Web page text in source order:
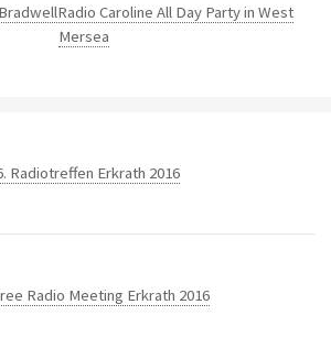
Radio Caroline All Day Party in West
Mersea
Radiotreffen Erkrath 2016
Radio Meeting Erkrath 2016